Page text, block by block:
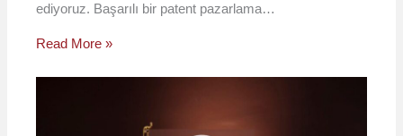
ediyoruz. Başarılı bir patent pazarlama…
Read More »